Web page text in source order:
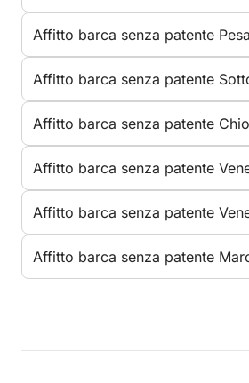
Affitto barca senza patente
Affitto barca senza patente
Affitto barca senza patente
Affitto barca senza patente
Affitto barca senza patente
Affitto barca senza patente